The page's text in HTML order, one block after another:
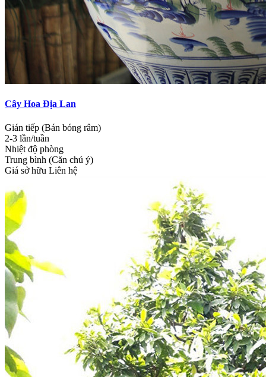
Cây Hoa Địa Lan
Gián tiếp (Bán bóng râm)
2-3 lần/tuần
Nhiệt độ phòng
Trung bình (Căn chú ý)
Giá sở hữu Liên hệ